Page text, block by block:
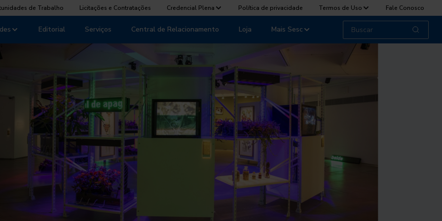
de Trabalho Licitações e Contratações Credencial Plena Política de privacidade Termos de Uso Fale Conosco
Editorial Serviços Central de Relacionamento Loja Mais Sesc